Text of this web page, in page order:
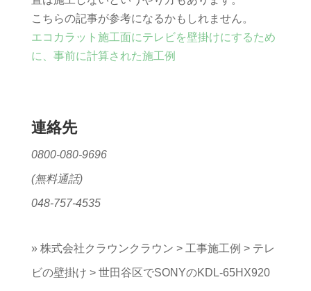
こちらの記事が参考になるかもしれません。
エコカラット施工面にテレビを壁掛けにするため
に、事前に計算された施工例
連絡先
0800-080-9696
(無料通話)
048-757-4535
» 株式会社クラウンクラウン > 工事施工例 > テレ
ビの壁掛け > 世田谷区でSONYのKDL-65HX920